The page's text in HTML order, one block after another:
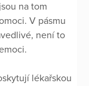
na tom
V pásmu
není to
lékařskou